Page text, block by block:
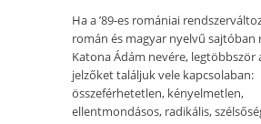
Ha a ’89-es romániai
román és magyar nyelvű sajtóban
Katona Ádám nevére, legtöbbször
jelzőket találjuk vele kapcsolaban:
összeférhetetlen, kényelmetlen,
ellentmondásos, radikális,